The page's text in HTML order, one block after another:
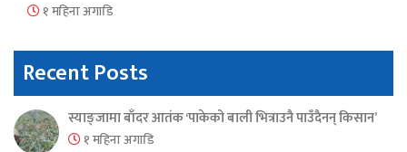
१ महिना अगाडि
Recent Posts
स्याङ्जामा बाँदर आतंक ‘पाकेको बाली भित्राउनै पाउँदैनन् किसान’
१ महिना अगाडि